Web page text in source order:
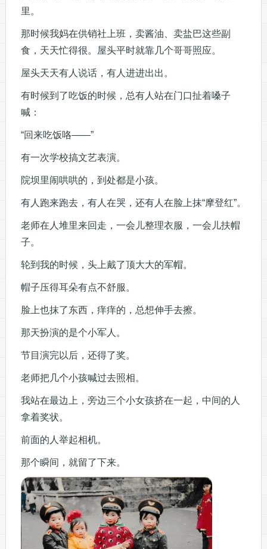
里。
那时候我妈在供销社上班，卖酱油、卖盐巴这些副
食，天天忙得很。屋头平时就靠几个哥哥照应。
屋头天天有人说话，有人进进出出。
有时候到了吃饭的时候，总有人站在门口扯着嗓子
喊：
“回来吃饭咯——”
有一次学校搞文艺表演。
院坝里闹哄哄的，到处都是小孩。
有人跑来跑去，有人在哭，还有人在脸上抹“摩登红”。
老师在人堆里来回走，一会儿整理衣服，一会儿扶帽
子。
轮到我的时候，头上戴了顶大大的军帽。
帽子压得耳朵有点不舒服。
脸上也抹了东西，痒痒的，总想伸手去擦。
那天扮演的是个小军人。
节目演完以后，还得了奖。
老师把几个小孩喊过去照相。
我站在最边上，旁边三个小女孩挤在一起，中间的人
拿着奖状。
前面的人举起相机。
那个瞬间，就留了下来。